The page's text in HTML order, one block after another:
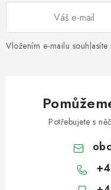
Vložením e-mailu souhlasíte
Potřebujete s